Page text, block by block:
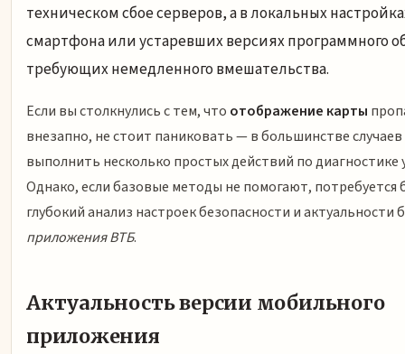
техническом сбое серверов, а в локальных
смартфона или устаревших версиях программного
требующих немедленного вмешательства.
Если вы столкнулись с тем, что отображение карты
внезапно, не стоит паниковать — в большинстве
выполнить несколько простых действий по диагностике
Однако, если базовые методы не помогают, потребуется
глубокий анализ настроек безопасности и актуальности
приложения ВТБ.
Актуальность версии мобильного
приложения